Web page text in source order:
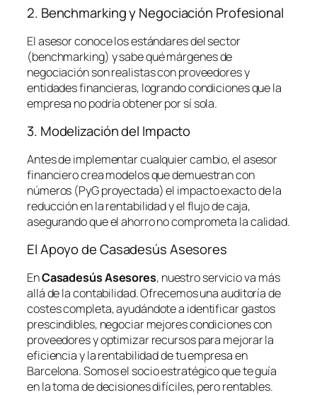
2. Benchmarking y Negociación Profesional
El asesor conoce los estándares del sector
(benchmarking) y sabe qué márgenes de
negociación son realistas con proveedores y
entidades financieras, logrando condiciones que la
empresa no podría obtener por sí sola.
3. Modelización del Impacto
Antes de implementar cualquier cambio, el asesor
financiero crea modelos que demuestran con
números (PyG proyectada) el impacto exacto de la
reducción en la rentabilidad y el flujo de caja,
asegurando que el ahorro no comprometa la calidad.
El Apoyo de Casadesús Asesores
EnCasadesús Asesores, nuestro servicio va más
allá de la contabilidad. Ofrecemos una auditoría de
costes completa, ayudándote a identificar gastos
prescindibles, negociar mejores condiciones con
proveedores y optimizar recursos para mejorar la
eficiencia y la rentabilidad de tu empresa en
Barcelona. Somos el socio estratégico que te guía
en la toma de decisiones difíciles, pero rentables.